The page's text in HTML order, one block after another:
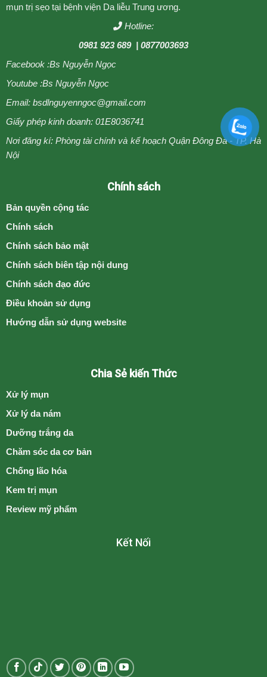
mụn trị sẹo tại bệnh viện Da liễu Trung ương.
Hotline:
0981 923 689| 0877003693
Facebook :Bs Nguyễn Ngọc
Youtube :Bs Nguyễn Ngọc
Email: bsdlnguyenngoc@gmail.com
Giấy phép kinh doanh: 01E8036741
Nơi đăng kí: Phòng tài chính và kế hoạch Quận Đông Đa - TP. Hà
Nội
Chính sách
Bản quyền cộng tác
Chính sách
Chính sách bảo mật
Chính sách biên tập nội dung
Chính sách đạo đức
Điều khoản sử dụng
Hướng dẫn sử dụng website
Chia Sẻ kiến Thức
Xử lý mụn
Xử lý da nám
Dưỡng trắng da
Chăm sóc da cơ bản
Chống lão hóa
Kem trị mụn
Review mỹ phẩm
Kết Nối